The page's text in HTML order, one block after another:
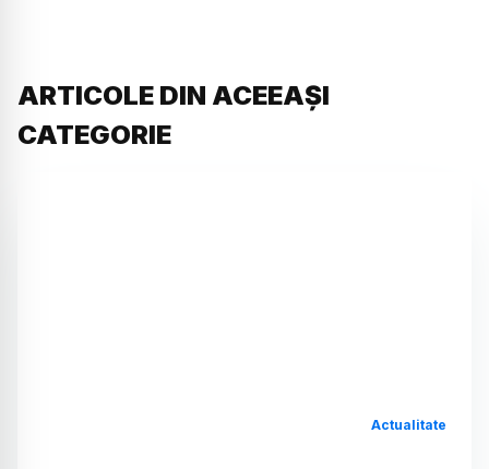
ARTICOLE DIN ACEEAȘI
CATEGORIE
Actualitate